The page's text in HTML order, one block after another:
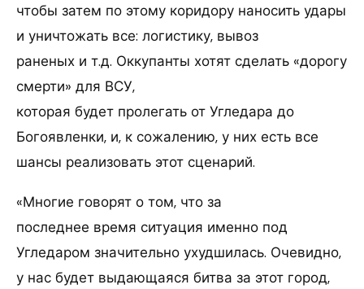
чтобы затем по этому коридору наносить удары
и уничтожать все: логистику, вывоз
раненых и т.д. Оккупанты хотят сделать «дорогу
смерти» для ВСУ,
которая будет пролегать от Угледара до
Богоявленки, и, к сожалению, у них есть все
шансы реализовать этот сценарий.
«Многие говорят о том, что за
последнее время ситуация именно под
Угледаром значительно ухудшилась. Очевидно,
у нас будет выдающаяся битва за этот город,